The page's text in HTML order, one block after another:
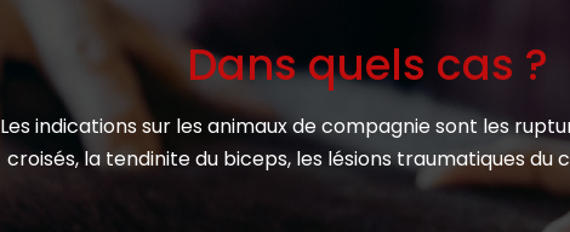
Dans quels cas ?
Les indications sur les animaux de compagnie sont les
croisés, la tendinite du biceps, les lésions traumatiques du